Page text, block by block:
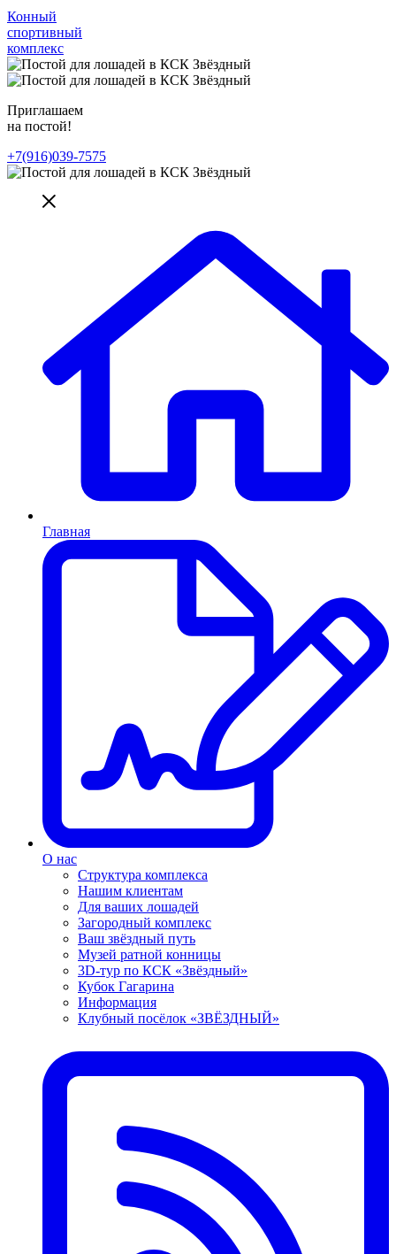
Конный
спортивный
комплекс
Приглашаем
на постой!
+7(916)039-7575
Главная
О нас
Структура комплекса
Нашим клиентам
Для ваших лошадей
Загородный комплекс
Ваш звёздный путь
Музей ратной конницы
3D-тур по КСК «Звёздный»
Кубок Гагарина
Информация
Клубный посёлок «ЗВЁЗДНЫЙ»